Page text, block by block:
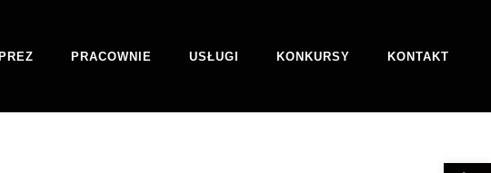
PRACOWNIE USŁUGI KONKURSY KONTAKT